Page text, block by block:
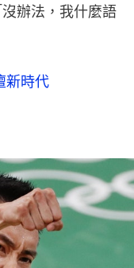
辦法，我什麼語
新時代